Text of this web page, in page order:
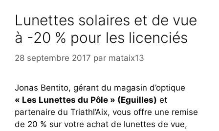
Lunettes solaires et de vue
à -20 % pour les licenciés
28 septembre 2017 par mataix13
Jonas Bentito, gérant du magasin d’optique
« Les Lunettes du Pôle » (Eguilles) et
partenaire du Triathl’Aix, vous offre une remise
de 20 % sur votre achat de lunettes de vue,